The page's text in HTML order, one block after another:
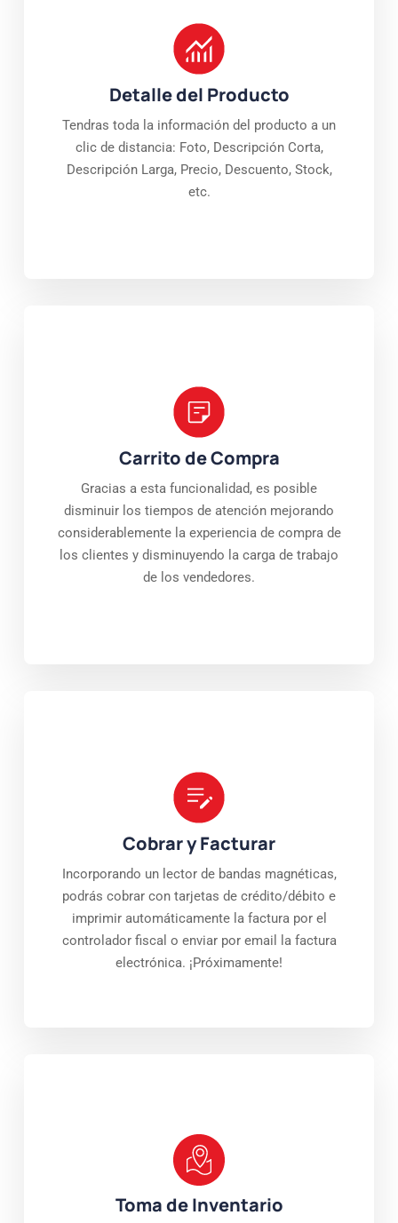
Detalle del Producto
Tendras toda la información del producto a un
clic de distancia: Foto, Descripción Corta,
Descripción Larga, Precio, Descuento, Stock,
etc.
Carrito de Compra
Gracias a esta funcionalidad, es posible
disminuir los tiempos de atención mejorando
considerablemente la experiencia de compra de
los clientes y disminuyendo la carga de trabajo
de los vendedores.
Cobrar y Facturar
Incorporando un lector de bandas magnéticas,
podrás cobrar con tarjetas de crédito/débito e
imprimir automáticamente la factura por el
controlador fiscal o enviar por email la factura
electrónica. ¡Próximamente!
Toma de Inventario